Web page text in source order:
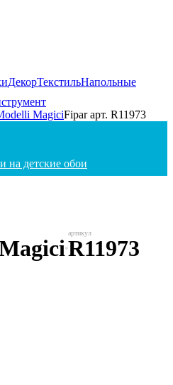
ДекорТекстильНапольные
MagiciFipar арт. R11973
на детские обои
R11973